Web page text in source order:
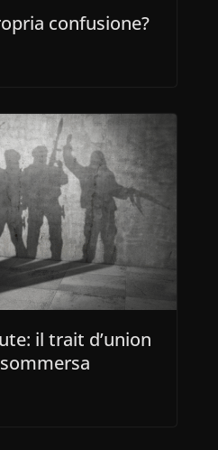
confusione?
il trait d’union